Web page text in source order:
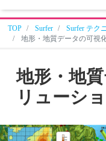
TOP Surfer
Surfer テク
地形・地質データの可視
地形・地
リューシ